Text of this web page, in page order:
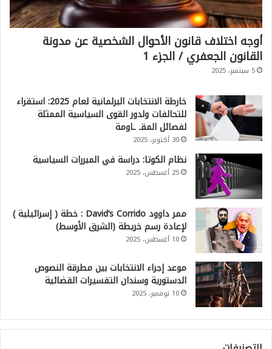
أوجه اختلاف قانون الأحوال الشخصية عن مدونة
القانون الجعفري / الجزء 1
5 سبتمبر، 2025
خارطة الانتخابات البرلمانية لعام 2025: استقراء
للتحالفات ولدور القوى السياسية الممثلة
لفصائل المقـ ـاومة
30 أكتوبر، 2025
نظام الكوتا: دراسة في المبررات السياسية
25 أغسطس، 2025
ممر داوود David’s Corrido : خطة ( إسرائيلية )
لإعادة رسم خريطة (الشرق الأوسط)
10 أغسطس، 2025
موعد إجراء الانتخابات بين مطرقة النصوص
الدستورية وسندان التفسيرات القضائية
10 نوفمبر، 2025